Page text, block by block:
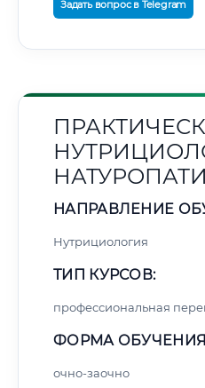
Задать вопрос в Telegram
НАПРАВЛЕНИЕ
Нутрициология
ТИП КУРСОВ:
профессиональная
ФОРМА
очно-заочно